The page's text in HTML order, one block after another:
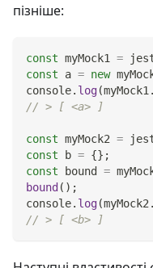
пізніше:
const myMock1 =
const a = new
console. log(myMock1 .
// > [ <a> ]
const myMock2 =
const b = {} ;
const bound =
bound( ) ;
console. log(myMock2 .
// > [ <b> ]